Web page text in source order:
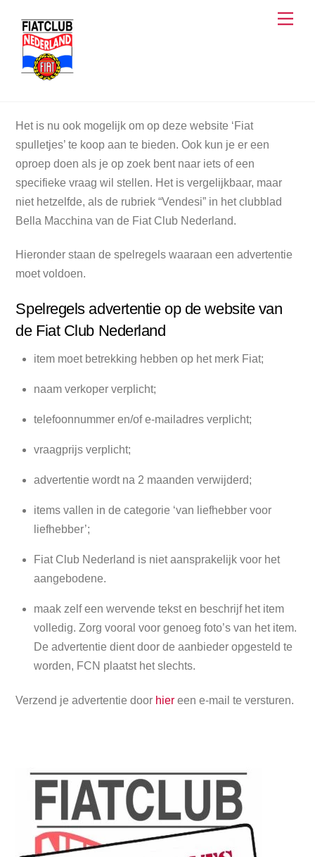
content
Het is nu ook mogelijk om op deze website ‘Fiat
spulletjes’ te koop aan te bieden. Ook kun je er een
oproep doen als je op zoek bent naar iets of een
specifieke vraag wil stellen. Het is vergelijkbaar, maar
niet hetzelfde, als de rubriek “Vendesi” in het clubblad
Bella Macchina van de Fiat Club Nederland.
Hieronder staan de spelregels waaraan een advertentie
moet voldoen.
Spelregels advertentie op de website van
de Fiat Club Nederland
item moet betrekking hebben op het merk Fiat;
naam verkoper verplicht;
telefoonnummer en/of e-mailadres verplicht;
vraagprijs verplicht;
advertentie wordt na 2 maanden verwijderd;
items vallen in de categorie ‘van liefhebber voor
liefhebber’;
Fiat Club Nederland is niet aansprakelijk voor het
aangebodene.
maak zelf een wervende tekst en beschrijf het item
volledig. Zorg vooral voor genoeg foto’s van het item.
De advertentie dient door de aanbieder opgesteld te
worden, FCN plaatst het slechts.
Verzend je advertentie door hier een e-mail te versturen.